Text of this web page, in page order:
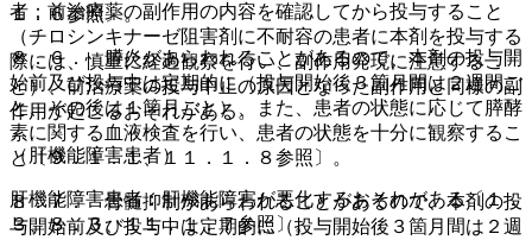
者：前治療薬の副作用の内容を確認してから投与すること
（チロシンキナーゼ阻害剤に不耐容の患者に本剤を投与する
際には、慎重に経過観察を行い、副作用発現に注意するこ
と）、前治療薬の投与中止の原因となった副作用と同様の副
作用が起こるおそれがある。
（肝機能障害患者）
肝機能障害患者：肝機能障害が悪化するおそれがある〔１．
３、８．３、１１．１．７参照〕。
１．６参照〕。
８．６． 膵炎があらわれることがあるので、本剤の投与開
始前及び投与中は定期的に（投与開始後３箇月間は２週間ご
と、その後は１箇月ごと）、また、患者の状態に応じて膵酵
素に関する血液検査を行い、患者の状態を十分に観察するこ
と〔９．１．１、１１．１．８参照〕。
８．７． 骨髄抑制があらわれることがあるので、本剤の投
与開始前及び投与中は定期的に（投与開始後３箇月間は２週